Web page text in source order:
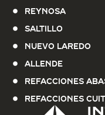
Reynosa
Saltillo
Nuevo Laredo
Allende
Refacciones
Refacciones